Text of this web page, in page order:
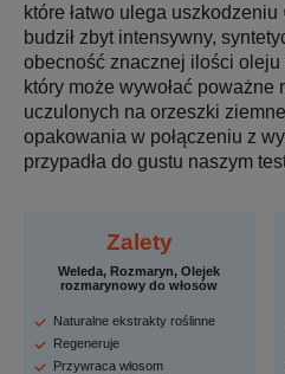
które łatwo ulega
budził zbyt intensywny,
obecność znacznej ilości oleju
który może wywołać
uczulonych na orzeszki
opakowania w połączeniu z
przypadła do gustu naszym
Zalety
Weleda, Rozmaryn, Olejek
rozmarynowy do włosów
Naturalne ekstrakty roślinne
Regeneruje
Przywraca włosom